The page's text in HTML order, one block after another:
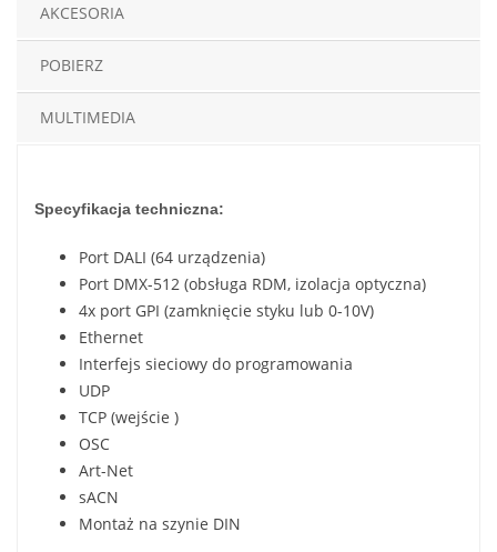
AKCESORIA
POBIERZ
MULTIMEDIA
Specyfikacja techniczna:
Port DALI (64 urządzenia)
Port DMX-512 (obsługa RDM, izolacja optyczna)
4x port GPI (zamknięcie styku lub 0-10V)
Ethernet
Interfejs sieciowy do programowania
UDP
TCP (wejście )
OSC
Art-Net
sACN
Montaż na szynie DIN